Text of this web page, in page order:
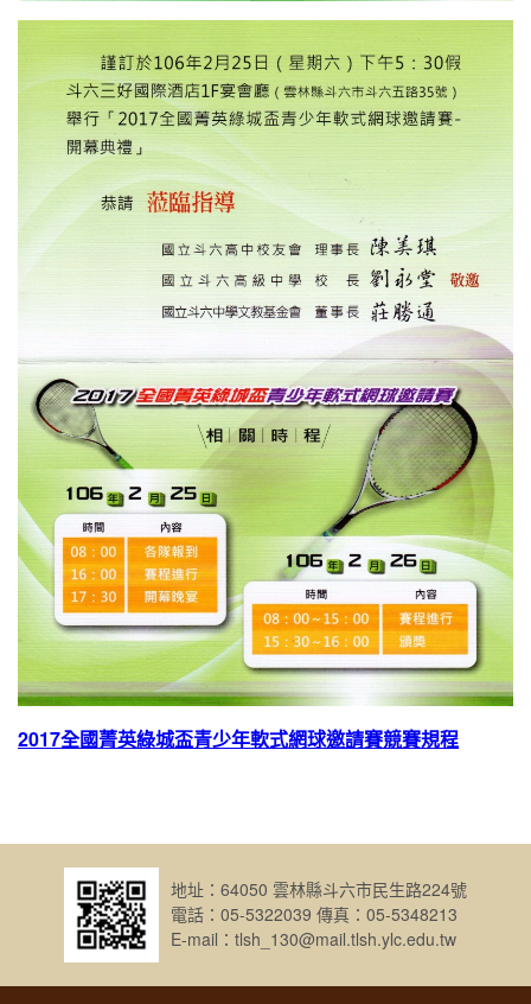
2017全國菁英綠城盃青少年軟式網球邀請賽競賽規程
地址：64050 雲林縣斗六市民生路224號
電話：05-5322039 傳真：05-5348213
E-mail：tlsh_130@mail.tlsh.ylc.edu.tw